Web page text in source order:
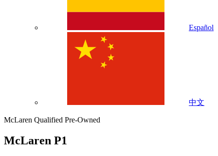
Español
中文
McLaren Qualified Pre-Owned
McLaren P1